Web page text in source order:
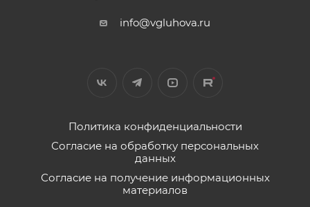
info@vgluhova.ru
Политика конфиденциальности
Согласие на обработку персональных
данных
Согласие на получение информационных
материалов